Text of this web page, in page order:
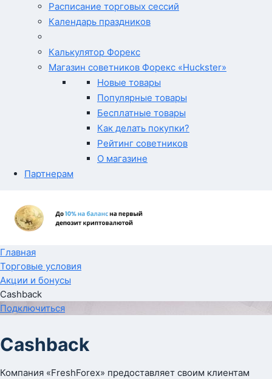
Расписание торговых сессий
Календарь праздников
Калькулятор Форекс
Магазин советников Форекс «Huckster»
Новые товары
Популярные товары
Бесплатные товары
Как делать покупки?
Рейтинг советников
О магазине
Партнерам
Главная
Торговые условия
Акции и бонусы
Cashback
Подключиться
Cashback
Компания «FreshForex» предоставляет своим клиентам